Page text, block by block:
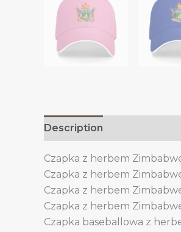
Description
Czapka z herbem
Czapka z herbem
Czapka z herbem
Czapka z herbem
Czapka baseballowa z